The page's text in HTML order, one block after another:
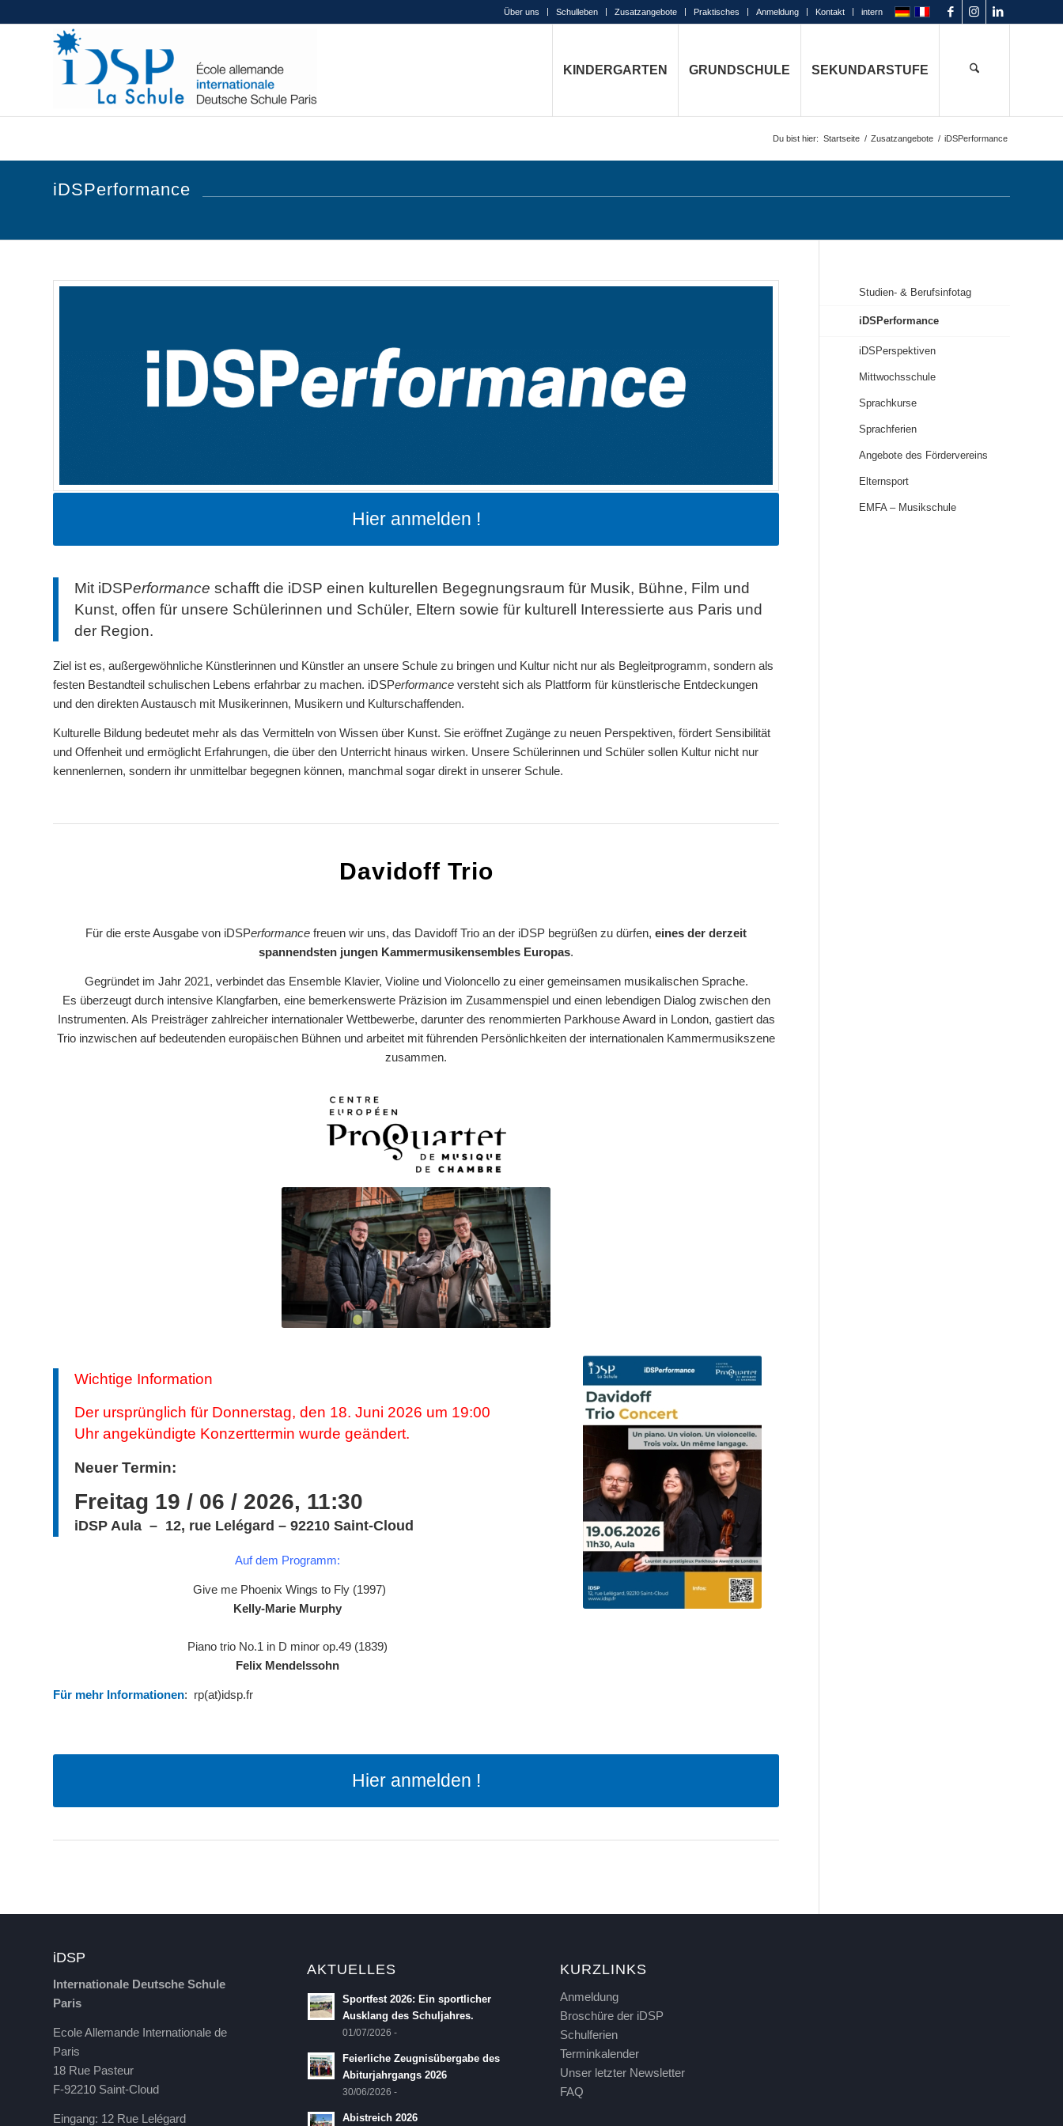
Über uns Schulleben Zusatzangebote Praktisches Anmeldung Kontakt intern
KINDERGARTEN GRUNDSCHULE SEKUNDARSTUFE
Du bist hier: Startseite / Zusatzangebote / iDSPerformance
iDSPerformance
Hier anmelden !
Mit iDSPerformance schafft die iDSP einen kulturellen Begegnungsraum für Musik, Bühne, Film und
Kunst, offen für unsere Schülerinnen und Schüler, Eltern sowie für kulturell Interessierte aus Paris und
der Region.
Ziel ist es, außergewöhnliche Künstlerinnen und Künstler an unsere Schule zu bringen und Kultur nicht nur als Begleitprogramm, sondern als
festen Bestandteil schulischen Lebens erfahrbar zu machen. iDSPerformance versteht sich als Plattform für künstlerische Entdeckungen
und den direkten Austausch mit Musikerinnen, Musikern und Kulturschaffenden.
Kulturelle Bildung bedeutet mehr als das Vermitteln von Wissen über Kunst. Sie eröffnet Zugänge zu neuen Perspektiven, fördert Sensibilität
und Offenheit und ermöglicht Erfahrungen, die über den Unterricht hinaus wirken. Unsere Schülerinnen und Schüler sollen Kultur nicht nur
kennenlernen, sondern ihr unmittelbar begegnen können, manchmal sogar direkt in unserer Schule.
Davidoff Trio
Für die erste Ausgabe von iDSPerformance freuen wir uns, das Davidoff Trio an der iDSP begrüßen zu dürfen, eines der derzeit
spannendsten jungen Kammermusikensembles Europas.
Gegründet im Jahr 2021, verbindet das Ensemble Klavier, Violine und Violoncello zu einer gemeinsamen musikalischen Sprache.
Es überzeugt durch intensive Klangfarben, eine bemerkenswerte Präzision im Zusammenspiel und einen lebendigen Dialog zwischen den
Instrumenten. Als Preisträger zahlreicher internationaler Wettbewerbe, darunter des renommierten Parkhouse Award in London, gastiert das
Trio inzwischen auf bedeutenden europäischen Bühnen und arbeitet mit führenden Persönlichkeiten der internationalen Kammermusikszene
zusammen.
Wichtige Information
Der ursprünglich für Donnerstag, den 18. Juni 2026 um 19:00
Uhr angekündigte Konzerttermin wurde geändert.
Neuer Termin:
Freitag 19 / 06 / 2026, 11:30
iDSP Aula – 12, rue Lelégard – 92210 Saint-Cloud
Auf dem Programm:
Give me Phoenix Wings to Fly (1997)
Kelly-Marie Murphy
Piano trio No.1 in D minor op.49 (1839)
Felix Mendelssohn
Für mehr Informationen: rp(at)idsp.fr
Hier anmelden !
Studien- & Berufsinfotag
iDSPerformance
iDSPerspektiven
Mittwochsschule
Sprachkurse
Sprachferien
Angebote des Fördervereins
Elternsport
EMFA – Musikschule
iDSP
Internationale Deutsche Schule
Paris
Ecole Allemande Internationale de
Paris
18 Rue Pasteur
F-92210 Saint-Cloud
Eingang: 12 Rue Lelégard
AKTUELLES
Sportfest 2026: Ein sportlicher
Ausklang des Schuljahres.
01/07/2026 -
Feierliche Zeugnisübergabe des
Abiturjahrgangs 2026
30/06/2026 -
Abistreich 2026
KURZLINKS
Anmeldung
Broschüre der iDSP
Schulferien
Terminkalender
Unser letzter Newsletter
FAQ